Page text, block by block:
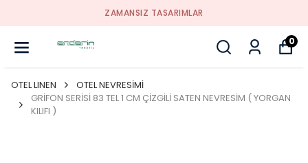
ZAMANSIZ TASARIMLAR
0
OTEL LINEN
OTEL NEVRESİMİ
GRİFON SERİSİ 83 TEL 1 CM ÇİZGİLİ SATEN NEVRESİM ( YORGAN
KILIFI )